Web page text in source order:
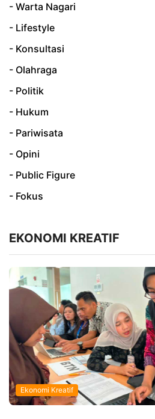
- Warta Nagari
- Lifestyle
- Konsultasi
- Olahraga
- Politik
- Hukum
- Pariwisata
- Opini
- Public Figure
- Fokus
EKONOMI KREATIF
Ekonomi Kreatif